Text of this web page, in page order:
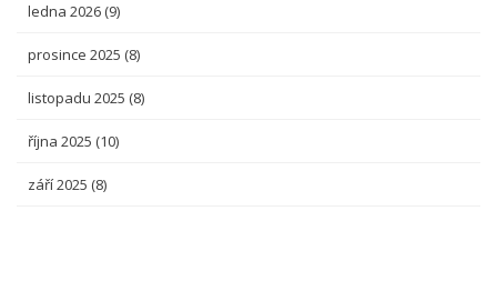
ledna 2026 (9)
prosince 2025 (8)
listopadu 2025 (8)
října 2025 (10)
září 2025 (8)